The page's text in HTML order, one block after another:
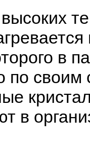
в
по
в